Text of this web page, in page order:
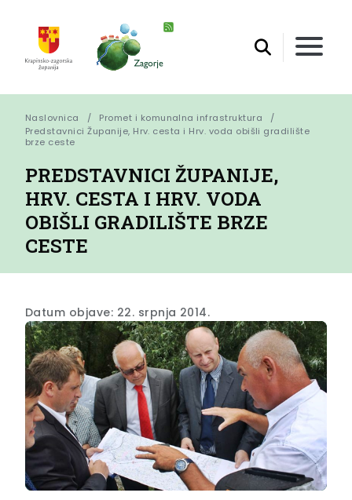
Naslovnica
Promet i komunalna infrastruktura
Predstavnici Županije, Hrv. cesta i Hrv. voda obišli gradilište
brze ceste
PREDSTAVNICI ŽUPANIJE,
HRV. CESTA I HRV. VODA
OBIŠLI GRADILIŠTE BRZE
CESTE
Datum objave: 22. srpnja 2014.